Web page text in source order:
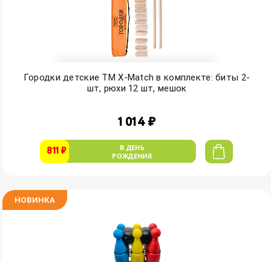
Городки детские ТМ Х-Match в комплекте: биты 2-
шт, рюхи 12 шт, мешок
1 014 ₽
811 ₽
В ДЕНЬ
РОЖДЕНИЯ
НОВИНКА